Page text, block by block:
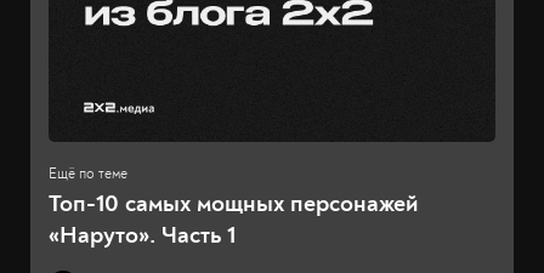
Топ-10 самых мощных персонажей
«Наруто». Часть 1